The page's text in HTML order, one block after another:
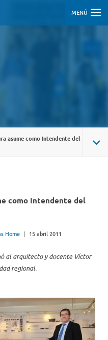
MENÚ
asume como Intendente del
como Intendente del
Home | 15 abril 2011
al arquitecto y docente Víctor
regional.